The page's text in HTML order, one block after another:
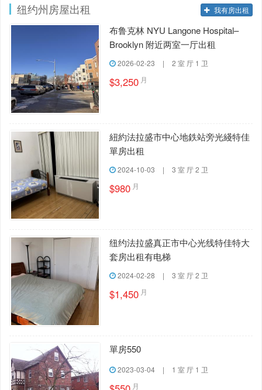
纽约州房屋出租 我有房出租
布鲁克林 NYU Langone Hospital–
Brooklyn 附近两室一厅出租
2026-02-23 | 2 室 厅 1 卫
$3,250 月
紐約法拉盛市中心地鉄站旁光綫特佳
單房出租
2024-10-03 | 3 室 厅 2 卫
$980 月
纽约法拉盛真正市中心光线特佳特大
套房出租有电梯
2024-02-28 | 3 室 厅 2 卫
$1,450 月
單房550
2023-03-04 | 1 室 厅 1 卫
月